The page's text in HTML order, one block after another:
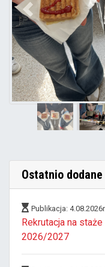
Poprzedni
Ostatnio dodane
Publikacja:
Rekrutacja na
2026/2027